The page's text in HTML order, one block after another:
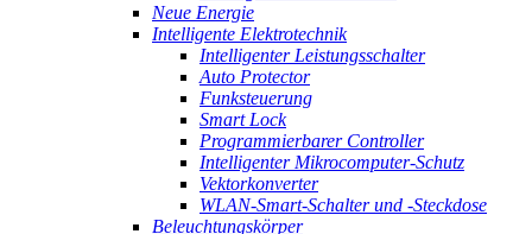
Neue Energie
Intelligente Elektrotechnik
Intelligenter Leistungsschalter
Auto Protector
Funksteuerung
Smart Lock
Programmierbarer Controller
Intelligenter Mikrocomputer-Schutz
Vektorkonverter
WLAN-Smart-Schalter und -Steckdose
Beleuchtungskörper